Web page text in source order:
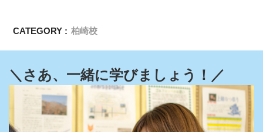
CATEGORY : 柏崎校
＼さあ、一緒に学びましょう！／